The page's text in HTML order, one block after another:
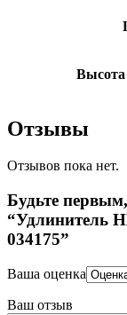
Отзывы
Отзывов пока нет.
Будьте
“Удлинитель
034175”
Ваша оценка
Ваш отзыв